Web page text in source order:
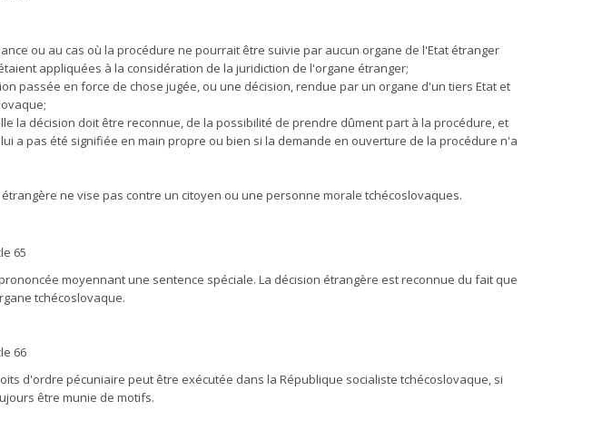
ou au cas où la procédure ne pourrait être suivie par aucun organe de l'Etat étranger
appliquées à la considération de la juridiction de l'organe étranger;
passée en force de chose jugée, ou une décision, rendue par un organe d'un tiers Etat et
la décision doit être reconnue, de la possibilité de prendre dûment part à la procédure, et
a pas été signifiée en main propre ou bien si la demande en ouverture de la procédure n'a
ne vise pas contre un citoyen ou une personne morale tchécoslovaques.
65
moyennant une sentence spéciale. La décision étrangère est reconnue du fait que
tchécoslovaque.
66
d'ordre pécuniaire peut être exécutée dans la République socialiste tchécoslovaque, si
être munie de motifs.